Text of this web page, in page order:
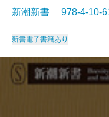
新潮新書 978-4-10-
新書電子書籍あり